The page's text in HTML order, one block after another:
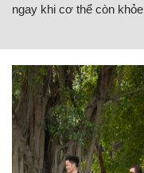
ngay khi cơ thể còn khỏe